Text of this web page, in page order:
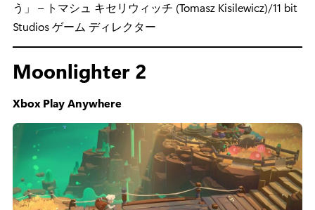
う」 – トマシュ キセリウィッチ (Tomasz Kisilewicz)/11 bit
Studios ゲーム ディレクター
Moonlighter 2
Xbox Play Anywhere